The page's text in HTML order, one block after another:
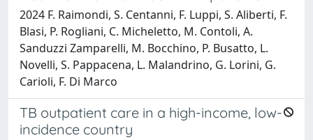
2024 F. Raimondi, S. Centanni, F. Luppi, S. Aliberti, F.
Blasi, P. Rogliani, C. Micheletto, M. Contoli, A.
Sanduzzi Zamparelli, M. Bocchino, P. Busatto, L.
Novelli, S. Pappacena, L. Malandrino, G. Lorini, G.
Carioli, F. Di Marco
TB outpatient care in a high-income, low-
incidence country